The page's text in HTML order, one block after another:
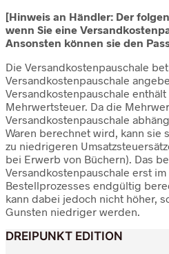
[Hinweis an Händler: Der
wenn Sie eine
Ansonsten können sie den
Die Versandkostenpauschale
Versandkostenpauschale
Versandkostenpauschale
Mehrwertsteuer. Da die
Versandkostenpauschale
Waren berechnet wird, kann sie
zu niedrigeren
bei Erwerb von Büchern). Das
Versandkostenpauschale erst im
Bestellprozesses endgültig
kann dabei jedoch nicht höher,
Gunsten niedriger werden.
DREIPUNKT EDITION